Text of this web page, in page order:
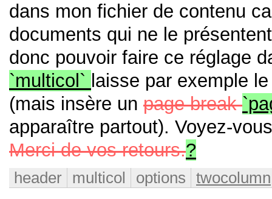
dans mon fichier de contenu
documents qui ne le
donc pouvoir faire ce réglage
`multicol` laisse par exemple
(mais insère un page break
apparaître partout). Voyez-
Merci de vos retours.?
header multicol options twocolumn